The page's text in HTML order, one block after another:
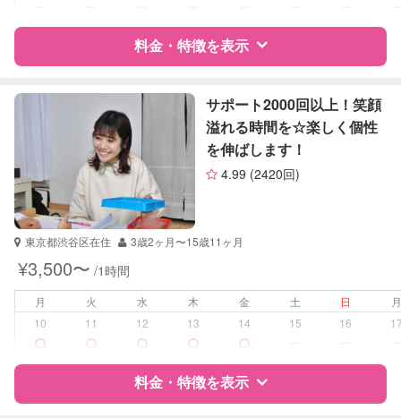
算数
理科
社会
料金・特徴を表示
特徴 料金 レビュー
サポートの特徴
資格 なし
受験対策 小学校受験
学校/塾の補習・宿題
対応科目
国語
英語
サポート2000回以上！笑顔
溢れる時間を☆楽しく個性
を伸ばします！
4.99 (2420回)
東京都渋谷区在住 3歳2ヶ月〜15歳11ヶ月
¥3,500〜 /1時間
月 火 水 木 金 土 日
10
11 12 13 14 15 16
料金・特徴を表示